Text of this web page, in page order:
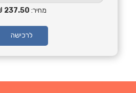
מחיר: 237.50
לרכישה